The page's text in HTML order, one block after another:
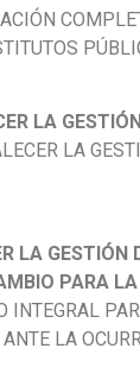
LA
LA
LA GESTIÓN
PARA
INTEGRAL
LA